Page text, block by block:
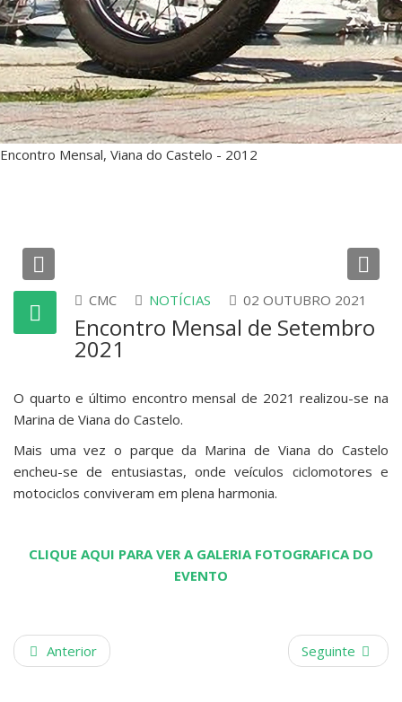
Encontro Mensal, Viana do Castelo - 2012
CMC NOTÍCIAS 02 OUTUBRO 2021
Encontro Mensal de Setembro
2021
O quarto e último encontro mensal de 2021 realizou-se na
Marina de Viana do Castelo.
Mais uma vez o parque da Marina de Viana do Castelo
encheu-se de entusiastas, onde veículos ciclomotores e
motociclos conviveram em plena harmonia.
CLIQUE AQUI PARA VER A GALERIA FOTOGRAFICA DO
EVENTO
Anterior Seguinte